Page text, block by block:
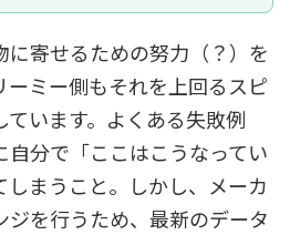
寄せるための努力（？）を
ーミー側もそれを上回るスピ
います。よくある失敗例
自分で「ここはこうなってい
しまうこと。しかし、メーカ
ジを行うため、最新のデータ